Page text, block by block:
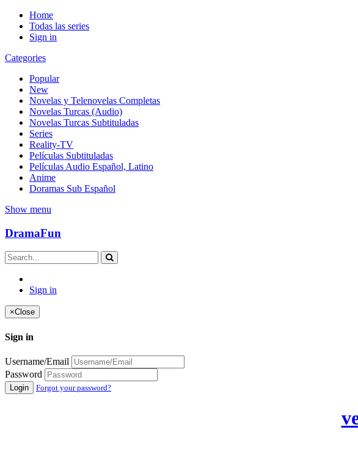
Home
Todas las series
Sign in
Categories
Popular
New
Novelas y Telenovelas Completas
Novelas Turcas (Audio)
Novelas Turcas Subtituladas
Series
Reality-TV
Películas Subtituladas
Películas Audio Español, Latino
Anime
Doramas Sub Español
Show menu
DramaFun
Sign in
×Close
Sign in
Username/Email
Password
Login Forgot your password?